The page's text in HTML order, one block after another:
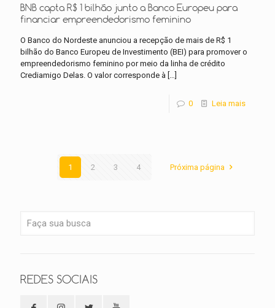
BNB capta R$ 1 bilhão junto a Banco Europeu para
financiar empreendedorismo feminino
O Banco do Nordeste anunciou a recepção de mais de R$ 1
bilhão do Banco Europeu de Investimento (BEI) para promover o
empreendedorismo feminino por meio da linha de crédito
Crediamigo Delas. O valor corresponde à […]
0 Leia mais
1 2 3 4 Próxima página
REDES SOCIAIS